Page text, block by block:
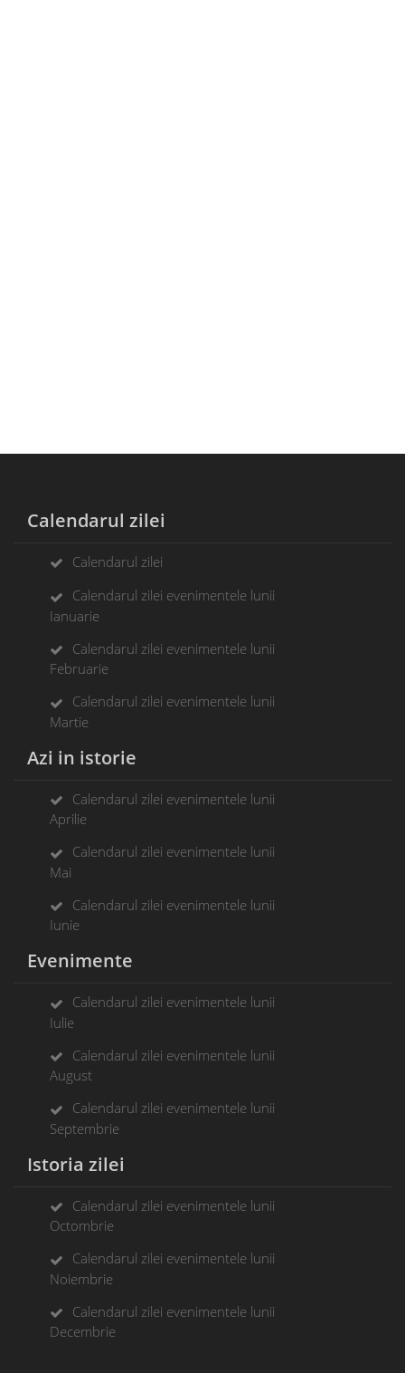
Calendarul zilei
Calendarul zilei
Calendarul zilei evenimentele lunii
Ianuarie
Calendarul zilei evenimentele lunii
Februarie
Calendarul zilei evenimentele lunii
Martie
Azi in istorie
Calendarul zilei evenimentele lunii
Aprilie
Calendarul zilei evenimentele lunii
Mai
Calendarul zilei evenimentele lunii
Iunie
Evenimente
Calendarul zilei evenimentele lunii
Iulie
Calendarul zilei evenimentele lunii
August
Calendarul zilei evenimentele lunii
Septembrie
Istoria zilei
Calendarul zilei evenimentele lunii
Octombrie
Calendarul zilei evenimentele lunii
Noiembrie
Calendarul zilei evenimentele lunii
Decembrie